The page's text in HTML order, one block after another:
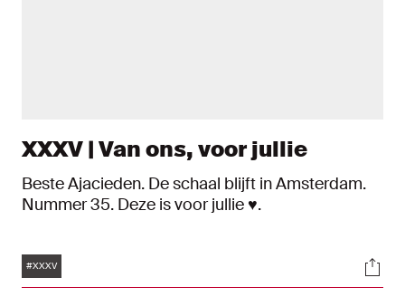
XXXV | Van ons, voor jullie
Beste Ajacieden. De schaal blijft in Amsterdam.
Nummer 35. Deze is voor jullie ♥️.
Tags
#XXXV